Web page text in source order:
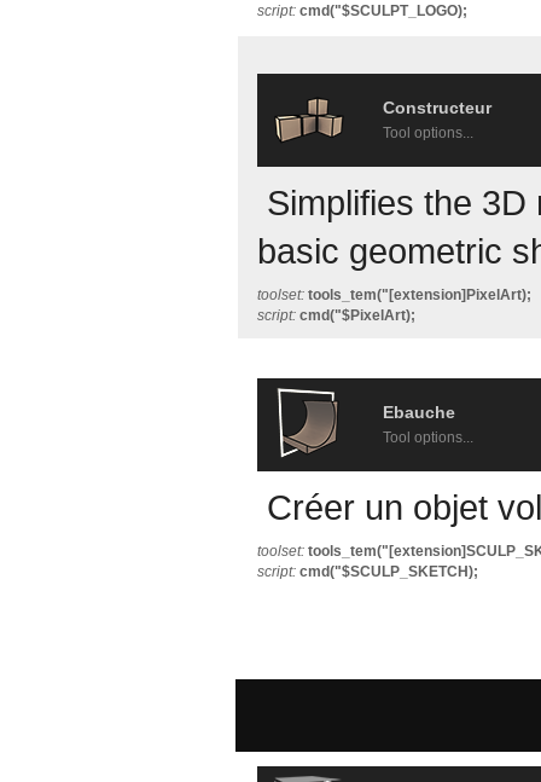
script: cmd("$SCULPT_LOGO);
Constructeur
Tool options...
Simplifies the
basic geometric
toolset: tools_tem("[extension]PixelArt);
script: cmd("$PixelArt);
Ebauche
Tool options...
Créer un objet
toolset:
script: cmd("$SCULP_SKETCH);